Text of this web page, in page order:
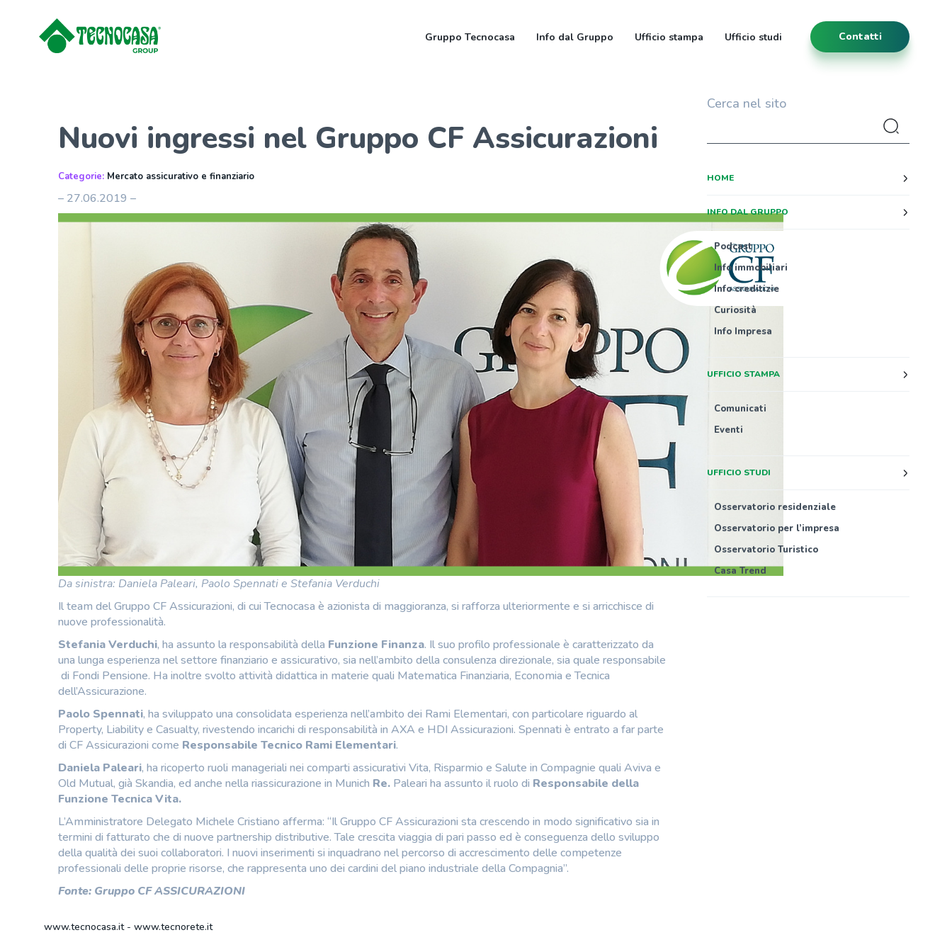
Contatti
Gruppo Tecnocasa Info dal Gruppo Ufficio stampa Ufficio studi
Nuovi ingressi nel Gruppo CF Assicurazioni
Categorie: Mercato assicurativo e finanziario
– 27.06.2019 –
Da sinistra: Daniela Paleari, Paolo Spennati e Stefania Verduchi
Il team del Gruppo CF Assicurazioni, di cui Tecnocasa è azionista di maggioranza, si rafforza ulteriormente e si arricchisce di
nuove professionalità.
Stefania Verduchi, ha assunto la responsabilità della Funzione Finanza. Il suo profilo professionale è caratterizzato da
una lunga esperienza nel settore finanziario e assicurativo, sia nell’ambito della consulenza direzionale, sia quale responsabile
di Fondi Pensione. Ha inoltre svolto attività didattica in materie quali Matematica Finanziaria, Economia e Tecnica
dell’Assicurazione.
Paolo Spennati, ha sviluppato una consolidata esperienza nell’ambito dei Rami Elementari, con particolare riguardo al
Property, Liability e Casualty, rivestendo incarichi di responsabilità in AXA e HDI Assicurazioni. Spennati è entrato a far parte
di CF Assicurazioni come Responsabile Tecnico Rami Elementari.
Daniela Paleari, ha ricoperto ruoli manageriali nei comparti assicurativi Vita, Risparmio e Salute in Compagnie quali Aviva e
Old Mutual, già Skandia, ed anche nella riassicurazione in Munich Re. Paleari ha assunto il ruolo di Responsabile della
Funzione Tecnica Vita.
L’Amministratore Delegato Michele Cristiano afferma: “Il Gruppo CF Assicurazioni sta crescendo in modo significativo sia in
termini di fatturato che di nuove partnership distributive. Tale crescita viaggia di pari passo ed è conseguenza dello sviluppo
della qualità dei suoi collaboratori. I nuovi inserimenti si inquadrano nel percorso di accrescimento delle competenze
professionali delle proprie risorse, che rappresenta uno dei cardini del piano industriale della Compagnia”.
Fonte: Gruppo CF ASSICURAZIONI
Cerca nel sito
HOME
INFO DAL GRUPPO
Podcast
Info immobiliari
Info creditizie
Curiosità
Info Impresa
UFFICIO STAMPA
Comunicati
Eventi
UFFICIO STUDI
Osservatorio residenziale
Osservatorio per l’impresa
Osservatorio Turistico
Casa Trend
www.tecnocasa.it- www.tecnorete.it